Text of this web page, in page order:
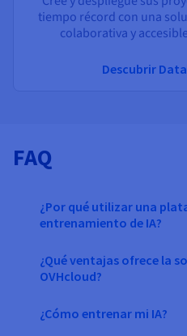
tiempo récord con una
colaborativa y
Descubrir
FAQ
¿Por qué utilizar una
entrenamiento de IA?
¿Qué ventajas ofrece la
OVHcloud?
¿Cómo entrenar mi IA?